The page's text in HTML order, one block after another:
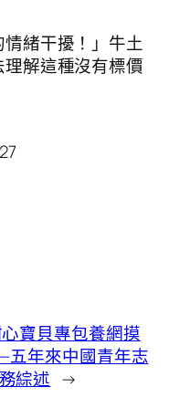
情緒干擾！」牛土
解這種沒有標價
寶貝專包養網摸
五年來中國青年志
綜述 →